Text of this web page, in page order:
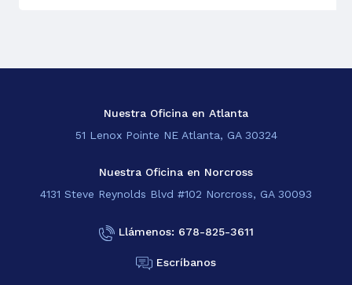
Blogs
Sedes
Nuestra Oficina en Atlanta
51 Lenox Pointe NE Atlanta, GA 30324
Nuestra Oficina en Norcross
4131 Steve Reynolds Blvd #102 Norcross, GA 30093
Llámenos: 678-825-3611
Escríbanos